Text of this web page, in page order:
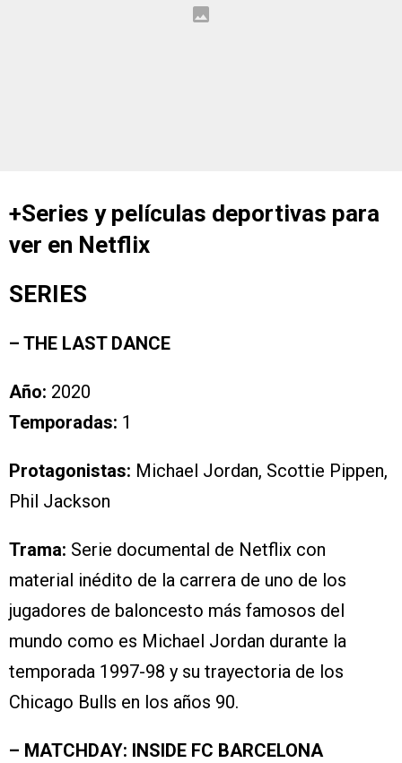
+Series y películas deportivas para
ver en Netflix
SERIES
– THE LAST DANCE
Año: 2020
Temporadas: 1
Protagonistas: Michael Jordan, Scottie Pippen,
Phil Jackson
Trama: Serie documental de Netflix con
material inédito de la carrera de uno de los
jugadores de baloncesto más famosos del
mundo como es Michael Jordan durante la
temporada 1997-98 y su trayectoria de los
Chicago Bulls en los años 90.
– MATCHDAY: INSIDE FC BARCELONA